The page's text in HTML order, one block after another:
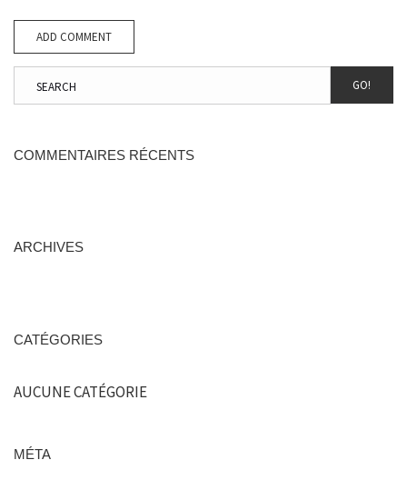
GO!
COMMENTAIRES RÉCENTS
ARCHIVES
CATÉGORIES
AUCUNE CATÉGORIE
MÉTA